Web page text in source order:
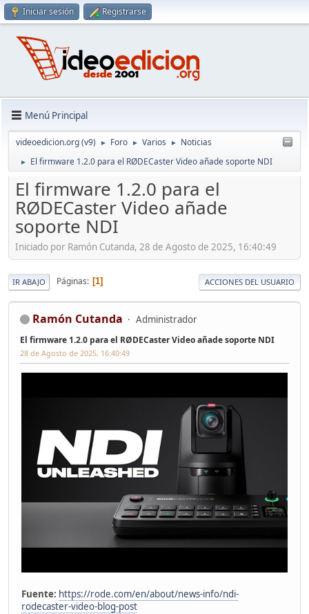
Iniciar sesión Registrarse
Menú Principal
videoedicion.org (v9) ► Foro ► Varios ► Noticias
► El firmware 1.2.0 para el RØDECaster Video añade soporte NDI
El firmware 1.2.0 para el
RØDECaster Video añade
soporte NDI
Iniciado por Ramón Cutanda, 28 de Agosto de 2025, 16:40:49
IR ABAJO Páginas 1 ACCIONES DEL USUARIO
Ramón Cutanda Administrador
El firmware 1.2.0 para el RØDECaster Video añade soporte NDI
28 de Agosto de 2025, 16:40:49
Fuente: https://rode.com/en/about/news-info/ndi-
rodecaster-video-blog-post